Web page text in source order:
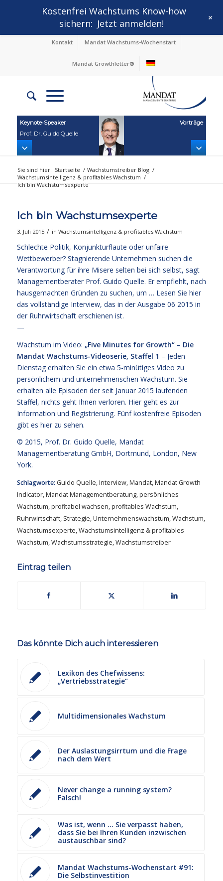
Kontakt Mandat Wachstums-Wochenstart
Mandat Growthletter®
Keynote‑Speaker
Prof. Dr. Guido Quelle
Vorträge
Sie sind hier: Startseite / Wachstumstreiber Blog /
Wachstumsintelligenz & profitables Wachstum /
Ich bin Wachstumsexperte
Ich bin Wachstumsexperte
3. Juli 2015 / in Wachstumsintelligenz & profitables Wachstum
Schlechte Politik, Konjunkturflaute oder unfaire
Wettbewerber? Stagnierende Unternehmen suchen die
Verantwortung für ihre Misere selten bei sich selbst, sagt
Managementberater Prof. Guido Quelle. Er empfiehlt, nach
hausgemachten Gründen zu suchen, um … Lesen Sie hier
das vollständige Interview, das in der Ausgabe 06 2015 in
der Ruhrwirtschaft erschienen ist.
—
Wachstum im Video: „Five Minutes for Growth“ – Die
Mandat Wachstums-Videoserie, Staffel 1 – Jeden
Dienstag erhalten Sie ein etwa 5-minütiges Video zu
persönlichem und unternehmerischen Wachstum. Sie
erhalten alle Episoden der seit Januar 2015 laufenden
Staffel, nichts geht Ihnen verloren. Hier geht es zur
Information und Registrierung. Fünf kostenfreie Episoden
gibt es hier zu sehen.
© 2015, Prof. Dr. Guido Quelle, Mandat
Managementberatung GmbH, Dortmund, London, New
York.
Schlagworte: Guido Quelle,Interview,Mandat,Mandat Growth
Indicator,Mandat Managementberatung,persönliches
Wachstum,profitabel wachsen,profitables Wachstum,
Ruhrwirtschaft, Strategie,Unternehmenswachstum,Wachstum,
Wachstumsexperte,Wachstumsintelligenz & profitables
Wachstum,Wachstumsstrategie,Wachstumstreiber
Eintrag teilen
Das könnte Dich auch interessieren
Lexikon des Chefwissens:
„Vertriebsstrategie“
Multidimensionales Wachstum
Der Auslastungsirrtum und die Frage
nach dem Wert
Never change a running system?
Falsch!
Was ist, wenn … Sie verpasst haben,
dass Sie bei Ihren Kunden inzwischen
austauschbar sind?
Mandat Wachstums-Wochenstart #91:
Die Selbstinvestition
Kostenfrei Wachstums Know-how
sichern: Jetzt anmelden! +